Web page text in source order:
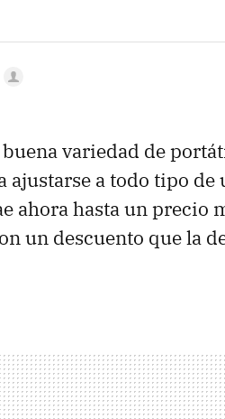
variedad de
ajustarse a todo tipo de
ahora hasta un precio
un descuento que la